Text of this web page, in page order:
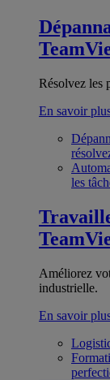
Résolvez les
En savoir
les
Améliorez
industrielle.
En savoir